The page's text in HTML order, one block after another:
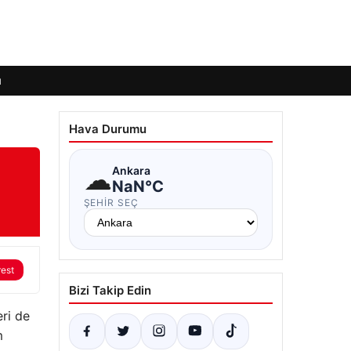
de
Hava Durumu
☁Ankara
NaN°C
ŞEHIR SEÇ
Bizi Takip Edin